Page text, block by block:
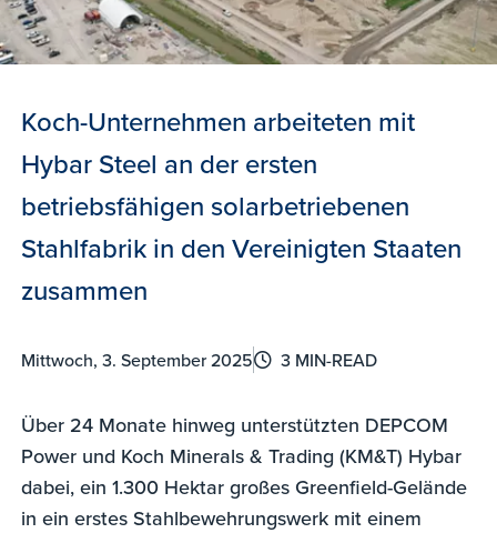
Koch-Unternehmen arbeiteten mit
Hybar Steel an der ersten
betriebsfähigen solarbetriebenen
Stahlfabrik in den Vereinigten Staaten
zusammen
Mittwoch, 3. September 2025 3 MIN-READ
Über 24 Monate hinweg unterstützten DEPCOM
Power und Koch Minerals & Trading (KM&T) Hybar
dabei, ein 1.300 Hektar großes Greenfield-Gelände
in ein erstes Stahlbewehrungswerk mit einem